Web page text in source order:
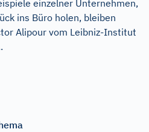
einzelner Unternehmen,
ins Büro holen, bleiben
Alipour vom Leibniz-Institut